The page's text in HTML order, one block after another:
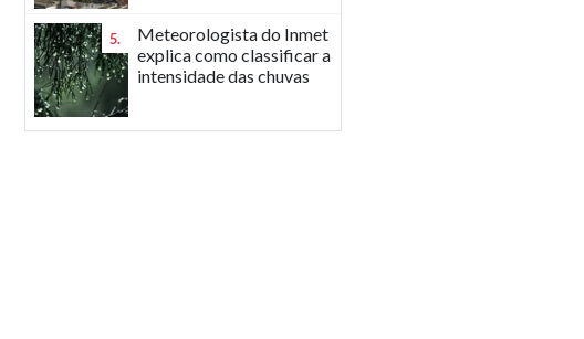
5.
Meteorologista do Inmet
explica como classificar a
intensidade das chuvas